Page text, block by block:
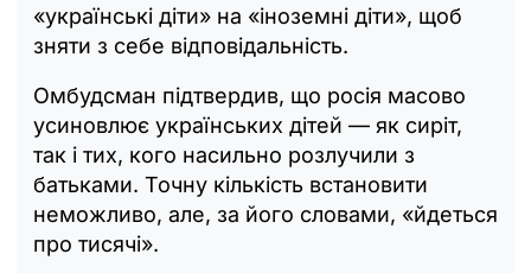
«українські діти» на «іноземні діти», щоб
зняти з себе відповідальність.
Омбудсман підтвердив, що росія масово
усиновлює українських дітей — як сиріт,
так і тих, кого насильно розлучили з
батьками. Точну кількість встановити
неможливо, але, за його словами, «йдеться
про тисячі».